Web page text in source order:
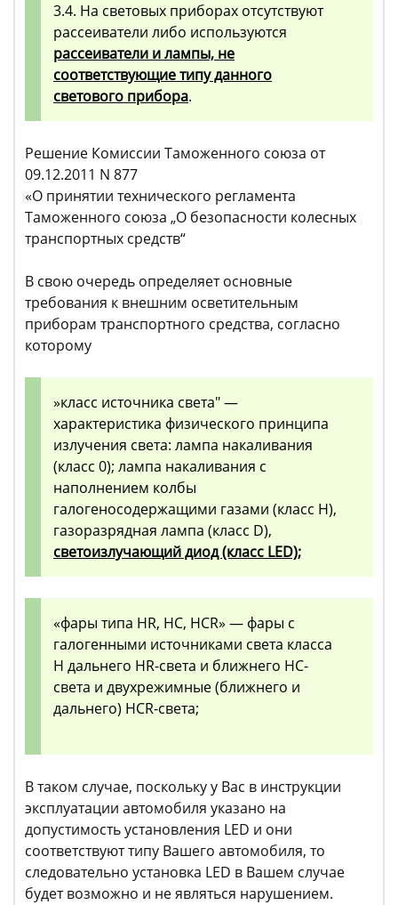
3.4. На световых приборах отсутствуют
рассеиватели либо используются
рассеиватели и лампы, не
соответствующие типу данного
светового прибора.
Решение Комиссии Таможенного союза от
09.12.2011 N 877
«О принятии технического регламента
Таможенного союза „О безопасности колесных
транспортных средств“
В свою очередь определяет основные
требования к внешним осветительным
приборам транспортного средства, согласно
которому
»класс источника света" —
характеристика физического принципа
излучения света: лампа накаливания
(класс 0); лампа накаливания с
наполнением колбы
галогеносодержащими газами (класс H),
газоразрядная лампа (класс D),
светоизлучающий диод (класс LED);
«фары типа HR, HC, HCR» — фары с
галогенными источниками света класса
H дальнего HR-света и ближнего HC-
света и двухрежимные (ближнего и
дальнего) HCR-света;
В таком случае, поскольку у Вас в инструкции
эксплуатации автомобиля указано на
допустимость установления LED и они
соответствуют типу Вашего автомобиля, то
следовательно установка LED в Вашем случае
будет возможно и не являться нарушением.